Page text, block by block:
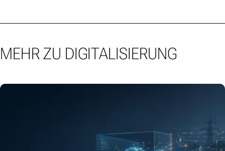
MEHR ZU DIGITALISIERUNG